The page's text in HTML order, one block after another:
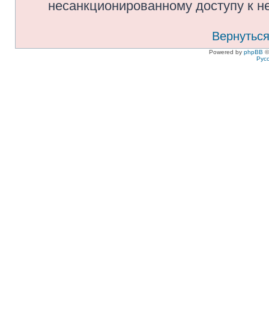
несанкционированному доступу к
Powered by phpBB